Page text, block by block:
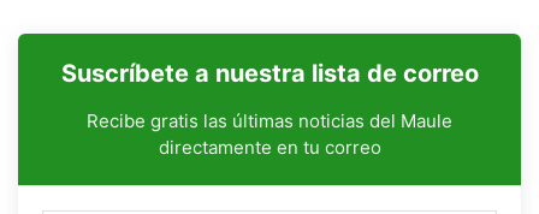
Suscríbete a nuestra lista de correo
Recibe gratis las últimas noticias del Maule
directamente en tu correo